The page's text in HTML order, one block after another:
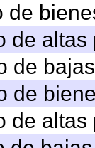
de
de
de
de
de